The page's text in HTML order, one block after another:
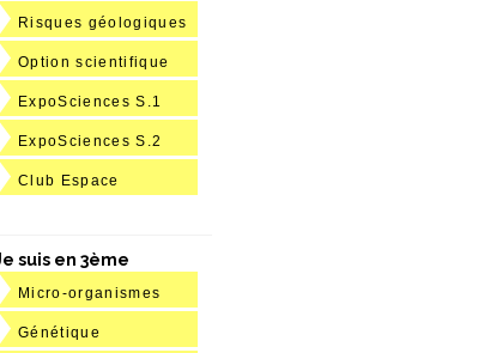
Risques géologiques
Option scientifique
ExpoSciences S.1
ExpoSciences S.2
Club Espace
suis en 3ème
Micro-organismes
Génétique